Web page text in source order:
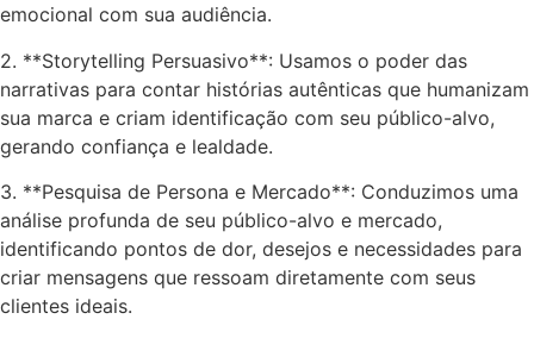
emocional com sua audiência.
2. **Storytelling Persuasivo**: Usamos o poder das
narrativas para contar histórias autênticas que humanizam
sua marca e criam identificação com seu público-alvo,
gerando confiança e lealdade.
3. **Pesquisa de Persona e Mercado**: Conduzimos uma
análise profunda de seu público-alvo e mercado,
identificando pontos de dor, desejos e necessidades para
criar mensagens que ressoam diretamente com seus
clientes ideais.